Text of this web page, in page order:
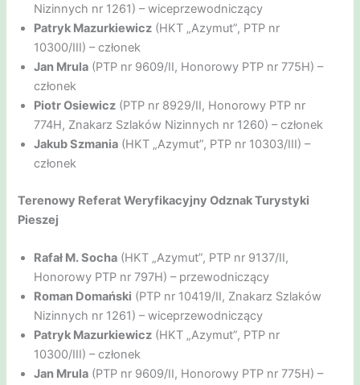
Nizinnych nr 1261) – wiceprzewodniczący
Patryk Mazurkiewicz (HKT „Azymut”, PTP nr
10300/III) – członek
Jan Mrula (PTP nr 9609/II, Honorowy PTP nr 775H) –
członek
Piotr Osiewicz (PTP nr 8929/II, Honorowy PTP nr
774H, Znakarz Szlaków Nizinnych nr 1260) – członek
Jakub Szmania (HKT „Azymut”, PTP nr 10303/III) –
członek
Terenowy Referat Weryfikacyjny Odznak Turystyki
Pieszej
Rafał M. Socha (HKT „Azymut”, PTP nr 9137/II,
Honorowy PTP nr 797H) – przewodniczący
Roman Domański (PTP nr 10419/II, Znakarz Szlaków
Nizinnych nr 1261) – wiceprzewodniczący
Patryk Mazurkiewicz (HKT „Azymut”, PTP nr
10300/III) – członek
Jan Mrula (PTP nr 9609/II, Honorowy PTP nr 775H) –